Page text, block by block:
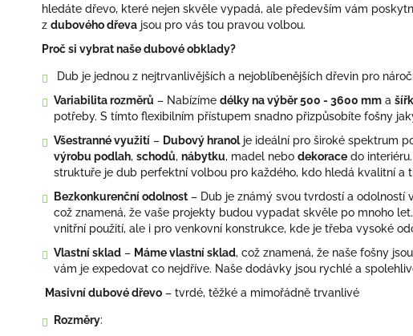
hledáte dřevo, které nejen skvěle vypadá, ale především vám
z dubového dřeva jsou pro vás tou pravou volbou.
Proč si vybrat naše dubové obklady?
Dub je jednou z nejtrvanlivějších a nejoblíbenějších dřevin pro
Variabilita rozměrů – Nabízíme délky na výběr 500 - 3600 mm a
potřeby. S tímto flexibilním přístupem snadno přizpůsobíte fošny
Všestranné využití – Dubový hranolje ideální pro široké spektrum
výrobu podlah, schodů, nábytku, madel nebo dekorace do
struktuře je dub perfektní volbou pro každého, kdo hledá kvalitní a
Bezkonkurenční odolnost – Dub je známý svou tvrdostí a odolností
což znamená, že vaše projekty budou vypadat skvěle po mnoho
vnitřní použití, ale i pro venkovní konstrukce, kde je třeba vysoké
Vlastní sklad – Máme vlastní sklad, což znamená, že naše fošny
vám je expedovat co nejdříve. Naše dodávky jsou rychlé a
Masivní dubové dřevo – tvrdé, těžké a mimořádně trvanlivé
Rozměry: